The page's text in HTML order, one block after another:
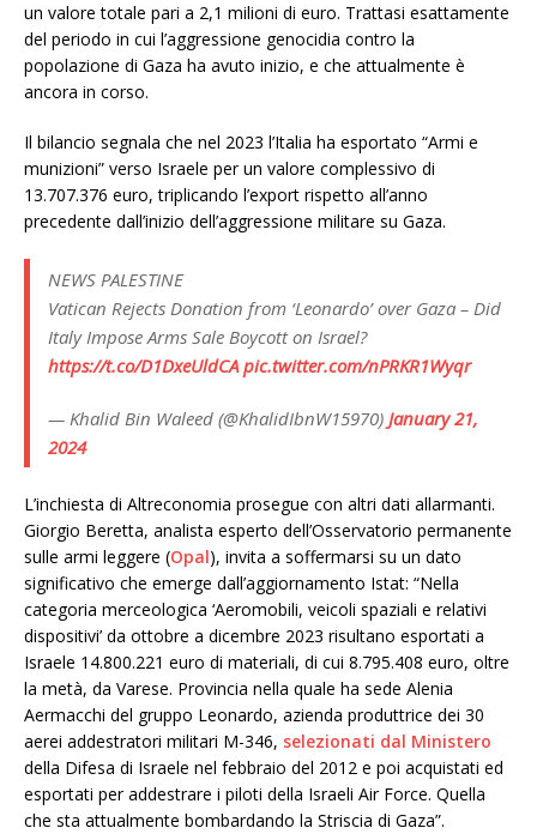
un valore totale pari a 2,1 milioni di euro. Trattasi esattamente
del periodo in cui l’aggressione genocidia contro la
popolazione di Gaza ha avuto inizio, e che attualmente è
ancora in corso.
Il bilancio segnala che nel 2023 l’Italia ha esportato “Armi e
munizioni” verso Israele per un valore complessivo di
13.707.376 euro, triplicando l’export rispetto all’anno
precedente dall’inizio dell’aggressione militare su Gaza.
NEWS PALESTINE
Vatican Rejects Donation from ‘Leonardo’ over Gaza – Did
Italy Impose Arms Sale Boycott on Israel?
https://t.co/D1DxeUldCA pic.twitter.com/nPRKR1Wyqr
— Khalid Bin Waleed (@KhalidIbnW15970) January 21,
2024
L’inchiesta di Altreconomia prosegue con altri dati allarmanti.
Giorgio Beretta, analista esperto dell’Osservatorio permanente
sulle armi leggere (Opal), invita a soffermarsi su un dato
significativo che emerge dall’aggiornamento Istat: “Nella
categoria merceologica ‘Aeromobili, veicoli spaziali e relativi
dispositivi’ da ottobre a dicembre 2023 risultano esportati a
Israele 14.800.221 euro di materiali, di cui 8.795.408 euro, oltre
la metà, da Varese. Provincia nella quale ha sede Alenia
Aermacchi del gruppo Leonardo, azienda produttrice dei 30
aerei addestratori militari M-346, selezionati dal Ministero
della Difesa di Israele nel febbraio del 2012 e poi acquistati ed
esportati per addestrare i piloti della Israeli Air Force. Quella
che sta attualmente bombardando la Striscia di Gaza”.